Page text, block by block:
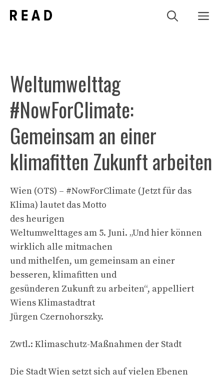
Inhalt
Weltumwelttag
#NowForClimate:
Gemeinsam an einer
klimafitten Zukunft arbeiten
Wien (OTS) – #NowForClimate (Jetzt für das
Klima) lautet das Motto
des heurigen
Weltumwelttages am 5. Juni. „Und hier können
wirklich alle mitmachen
und mithelfen, um gemeinsam an einer
besseren, klimafitten und
gesünderen Zukunft zu arbeiten“, appelliert
Wiens Klimastadtrat
Jürgen Czernohorszky.
Zwtl.: Klimaschutz-Maßnahmen der Stadt
Die Stadt Wien setzt sich auf vielen Ebenen